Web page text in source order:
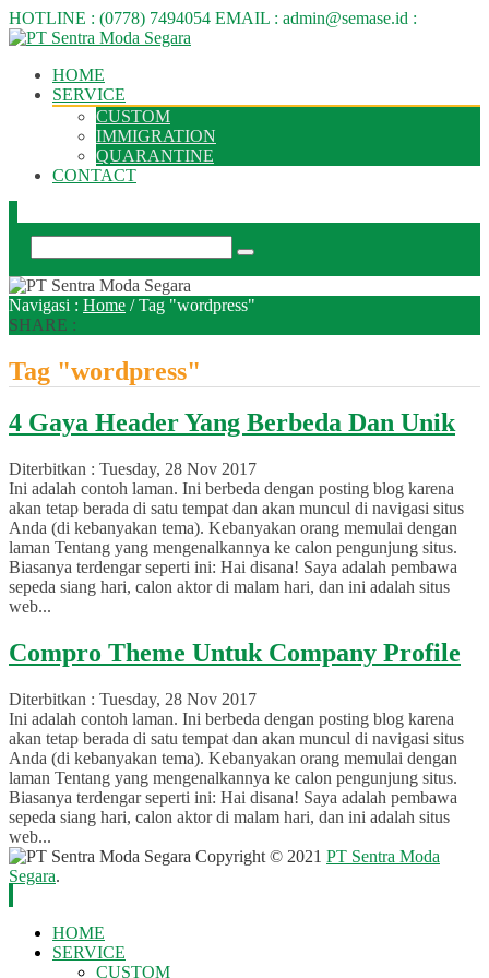
HOTLINE : (0778) 7494054 EMAIL : admin@semase.id :
HOME
SERVICE
CUSTOM
IMMIGRATION
QUARANTINE
CONTACT
Navigasi : Home /Tag "wordpress"
SHARE :
Tag "wordpress"
4 Gaya Header Yang Berbeda Dan Unik
Diterbitkan : Tuesday, 28 Nov 2017
Ini adalah contoh laman. Ini berbeda dengan posting blog karena
akan tetap berada di satu tempat dan akan muncul di navigasi situs
Anda (di kebanyakan tema). Kebanyakan orang memulai dengan
laman Tentang yang mengenalkannya ke calon pengunjung situs.
Biasanya terdengar seperti ini: Hai disana! Saya adalah pembawa
sepeda siang hari, calon aktor di malam hari, dan ini adalah situs
web...
Compro Theme Untuk Company Profile
Diterbitkan : Tuesday, 28 Nov 2017
Ini adalah contoh laman. Ini berbeda dengan posting blog karena
akan tetap berada di satu tempat dan akan muncul di navigasi situs
Anda (di kebanyakan tema). Kebanyakan orang memulai dengan
laman Tentang yang mengenalkannya ke calon pengunjung situs.
Biasanya terdengar seperti ini: Hai disana! Saya adalah pembawa
sepeda siang hari, calon aktor di malam hari, dan ini adalah situs
web...
Copyright © 2021 PT Sentra Moda
Segara.
HOME
SERVICE
CUSTOM